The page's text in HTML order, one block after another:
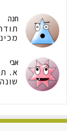
חנה
אבי
א.